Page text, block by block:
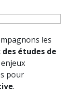
les
des études de
pour
.